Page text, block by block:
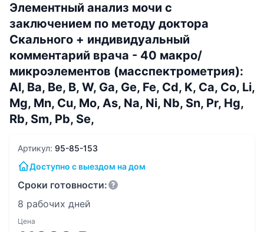
Элементный анализ мочи с
заключением по методу доктора
Скального + индивидуальный
комментарий врача - 40 макро/
микроэлементов (масспектрометрия):
Al, Ba, Be, B, W, Ga, Ge, Fe, Cd, K, Ca, Co, Li,
Mg, Mn, Cu, Mo, As, Na, Ni, Nb, Sn, Pr, Hg,
Rb, Sm, Pb, Se,
Артикул: 95-85-153
Доступно с выездом на дом
Сроки готовности:
8 рабочих дней
Цена